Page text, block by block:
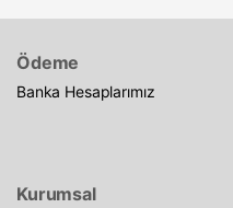
Ödeme
Banka Hesaplarımız
Kurumsal